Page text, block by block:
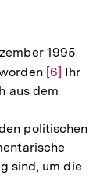
1995
Zur
Auflösung
Fußnote
[6] Ihr
aus dem
politischen
sind, um die